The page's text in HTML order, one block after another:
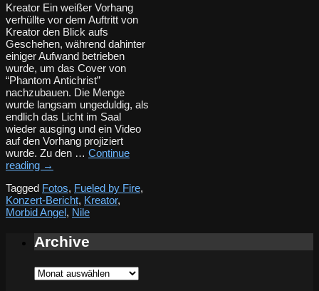
Kreator Ein weißer Vorhang
verhüllte vor dem Auftritt von
Kreator den Blick aufs
Geschehen, während dahinter
einiger Aufwand betrieben
wurde, um das Cover von
“Phantom Antichrist”
nachzubauen. Die Menge
wurde langsam ungeduldig, als
endlich das Licht im Saal
wieder ausging und ein Video
auf den Vorhang projiziert
wurde. Zu den … Continue
reading →
Tagged Fotos, Fueled by Fire,
Konzert-Bericht, Kreator,
Morbid Angel, Nile
Archive
Archive